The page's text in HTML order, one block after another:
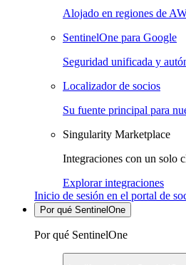
Alojado en regiones de
SentinelOne para Google
Seguridad unificada y
Localizador de socios
Su fuente principal para
Singularity Marketplace
Integraciones con un solo
Explorar integraciones
Inicio de sesión en el portal de
Por qué SentinelOne
Por qué SentinelOne